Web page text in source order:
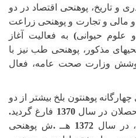
و تاریخ، پوهنحی اقتصاد در دو
مالی و تجارت و پوهنحی زراعت
علوم حیوانی) به فعالیت آغاز
های مذکور، پوهنحی طب نیز با
وزارت صحت عامه، فعال
پوهنتون بلخ بیشتر از دو
در سال1370 فارغ گردید.
در سال 1372 هــ.ش پوهنحی